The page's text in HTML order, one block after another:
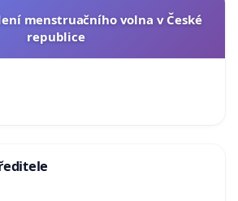
menstruačního volna v České
republice